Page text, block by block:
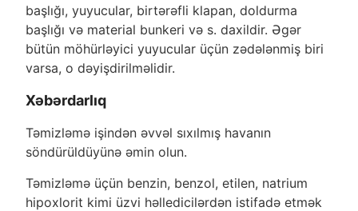
başlığı, yuyucular, birtərəfli klapan, doldurma
başlığı və material bunkeri və s. daxildir. Əgər
bütün möhürləyici yuyucular üçün zədələnmiş biri
varsa, o dəyişdirilməlidir.
Xəbərdarlıq
Təmizləmə işindən əvvəl sıxılmış havanın
söndürüldüyünə əmin olun.
Təmizləmə üçün benzin, benzol, etilen, natrium
hipoxlorit kimi üzvi həlledicilərdən istifadə etmək